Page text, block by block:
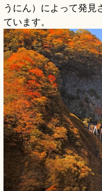
うにん）によって発見
ています。